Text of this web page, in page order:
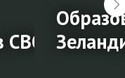
СВОЁМ